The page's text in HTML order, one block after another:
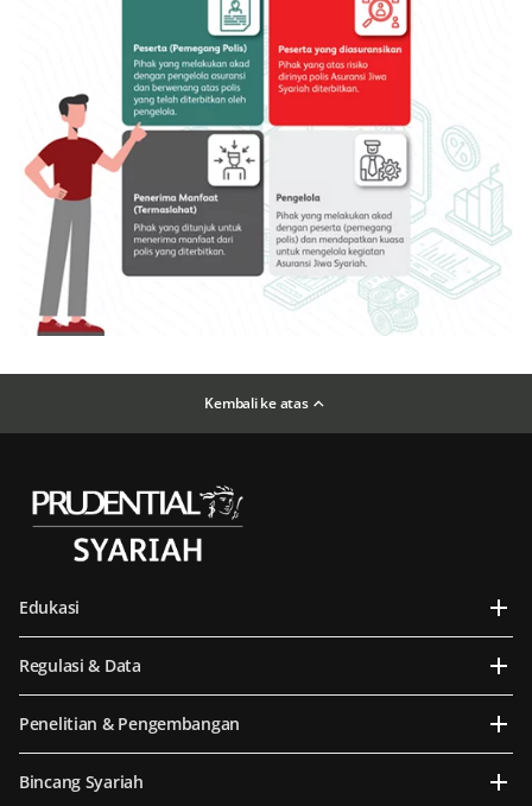
Kembali ke atas
Edukasi
Regulasi & Data
Penelitian & Pengembangan
Bincang Syariah